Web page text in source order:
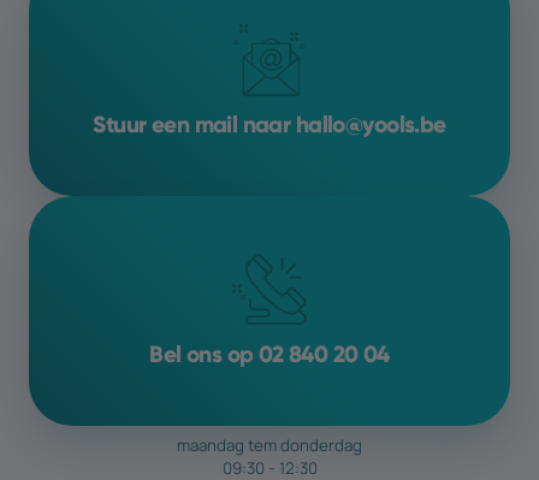
mogelijkhedengraag met jou
Stuur een mail naar hallo@yools.be
Bel ons op 02 840 20 04
maandag tem donderdag
09:30 - 12:30